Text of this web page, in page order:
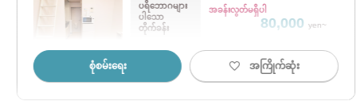
ပရိဘောဂများ
ပါသော
တိုက်ခန်း
အခန်းလွတ်မရှိပါ
80,000 yen~
ဘူတာရုံ
စုံစမ်းရေး အကြိုက်ဆုံး